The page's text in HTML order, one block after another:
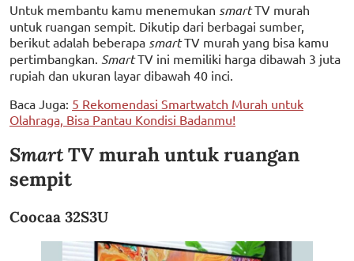
Untuk membantu kamu menemukan smartTV murah
untuk ruangan sempit. Dikutip dari berbagai sumber,
berikut adalah beberapa smartTV murah yang bisa kamu
pertimbangkan. SmartTV ini memiliki harga dibawah 3 juta
rupiah dan ukuran layar dibawah 40 inci.
Baca Juga: 5 Rekomendasi Smartwatch Murah untuk
Olahraga, Bisa Pantau Kondisi Badanmu!
SmartTV murah untuk ruangan
sempit
Coocaa 32S3U